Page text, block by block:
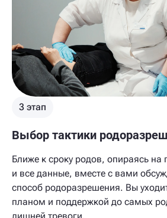
3 этап
Выбор тактики
Ближе к сроку родов, опираясь
и все данные, вместе с вами
способ родоразрешения. Вы
планом и поддержкой до самых